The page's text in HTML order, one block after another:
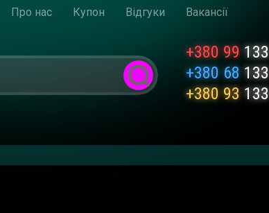
Про нас Купон Відгуки Вакансії
+380 99
+380 68
+380 93